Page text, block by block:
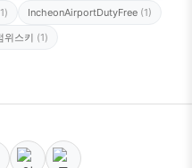
IncheonAirportDutyFree (1)
위스키 (1)